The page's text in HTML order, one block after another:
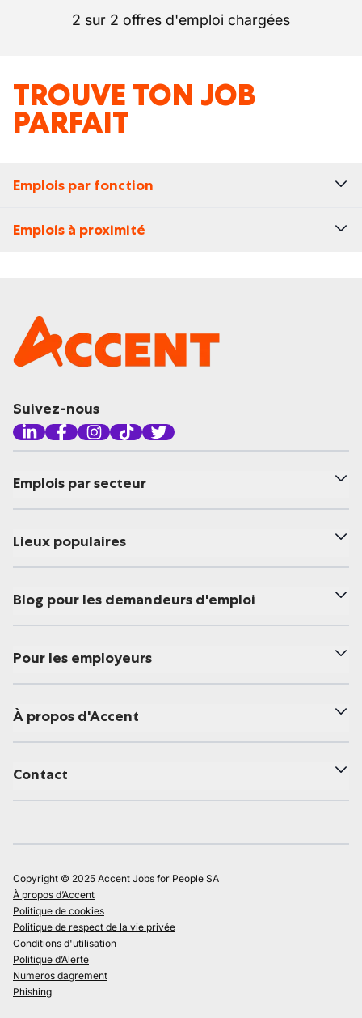
2 sur 2 offres d'emploi chargées
TROUVE TON JOB
PARFAIT
Emplois par fonction
Emplois à proximité
Suivez-nous
Emplois par secteur
Lieux populaires
Blog pour les demandeurs d'emploi
Pour les employeurs
À propos d'Accent
Contact
Copyright © 2025 Accent Jobs for People SA
À propos d’Accent
Politique de cookies
Politique de respect de la vie privée
Conditions d'utilisation
Politique d’Alerte
Numeros dagrement
Phishing